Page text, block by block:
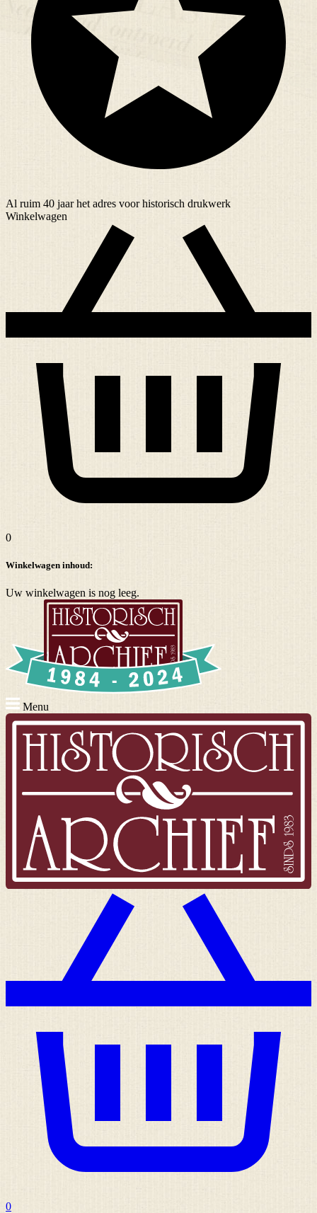
Al ruim 40 jaarhet adres voor historisch drukwerk
Winkelwagen
0
Winkelwagen inhoud:
Uw winkelwagen is nog leeg.
Menu
0